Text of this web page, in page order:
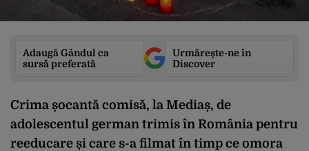
Adaugă Gândul ca
sursă preferată
Urmărește-ne în
Discover
Crima șocantă comisă, la Mediaș, de
adolescentul german trimis în România pentru
reeducare și care s-a filmat în timp ce omora